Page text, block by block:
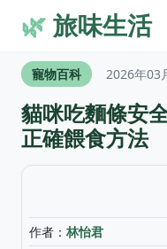
🌿旅味生活
寵物百科 2026年03
貓咪吃麵條安
正確餵食方法
作者： 林怡君